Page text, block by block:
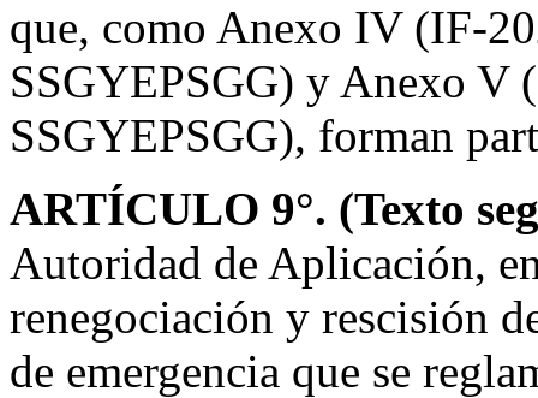
que, como Anexo IV (IF-
SSGYEPSGG) y Anexo
SSGYEPSGG), forman
ARTÍCULO 9°. (Texto
Autoridad de Aplicación,
renegociación y rescisión
de emergencia que se